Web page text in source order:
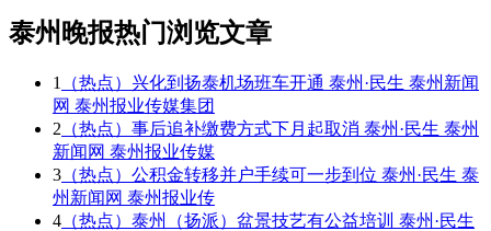
泰州晚报热门浏览文章
1
（热点）兴化到扬泰机场班车开通 泰州·民生 泰州新闻
网 泰州报业传媒集团
2 （热点）事后追补缴费方式下月起取消 泰州·民生 泰州
新闻网 泰州报业传媒
3 （热点）公积金转移并户手续可一步到位 泰州·民生 泰
州新闻网 泰州报业传
4 （热点）泰州（扬派）盆景技艺有公益培训 泰州·民生